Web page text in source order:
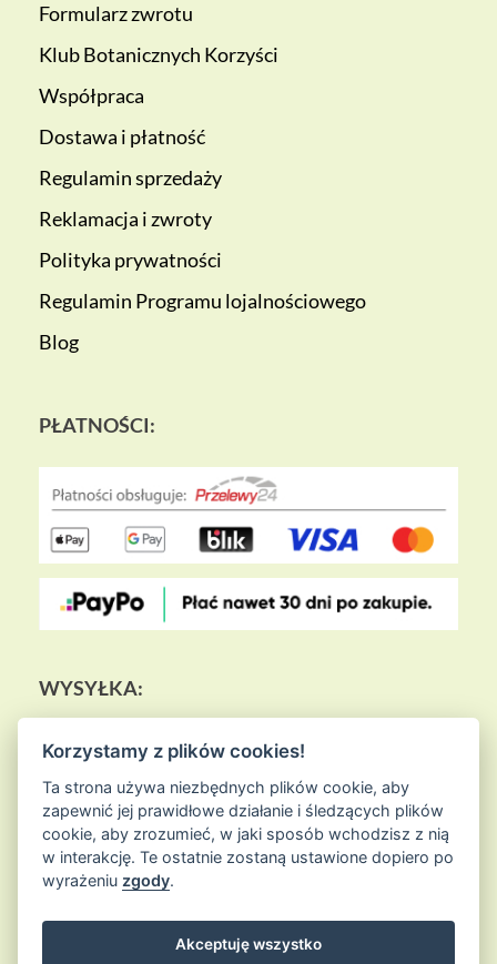
Formularz zwrotu
Klub Botanicznych Korzyści
Współpraca
Dostawa i płatność
Regulamin sprzedaży
Reklamacja i zwroty
Polityka prywatności
Regulamin Programu lojalnościowego
Blog
PŁATNOŚCI:
WYSYŁKA:
Korzystamy z plików cookies!
Ta strona używa niezbędnych plików cookie, aby
zapewnić jej prawidłowe działanie i śledzących plików
cookie, aby zrozumieć, w jaki sposób wchodzisz z nią
w interakcję. Te ostatnie zostaną ustawione dopiero po
wyrażeniu zgody.
Akceptuję wszystko